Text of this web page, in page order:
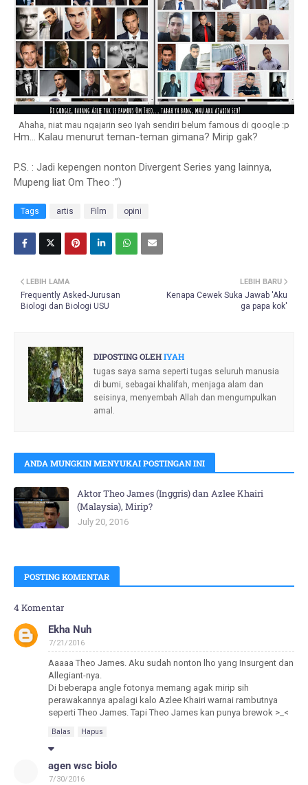
Ahaha, niat mau ngajarin seo Iyah sendiri belum famous di google :p
Hm... Kalau menurut teman-teman gimana? Mirip gak?
P.S. : Jadi kepengen nonton Divergent Series yang lainnya,
Mupeng liat Om Theo :”)
Tags artis Film opini
LEBIH BARU
Kenapa Cewek Suka Jawab 'Aku
ga papa kok'
LEBIH LAMA
Frequently Asked-Jurusan
Biologi dan Biologi USU
DIPOSTING OLEHIYAH
tugas saya sama seperti tugas seluruh manusia
di bumi, sebagai khalifah, menjaga alam dan
seisinya, menyembah Allah dan mengumpulkan
amal.
ANDA MUNGKIN MENYUKAI POSTINGAN INI
Aktor Theo James (Inggris) dan Azlee Khairi
(Malaysia), Mirip?
July 20, 2016
POSTING KOMENTAR
4 Komentar
Ekha Nuh
7/21/2016
Aaaaa Theo James. Aku sudah nonton lho yang Insurgent dan
Allegiant-nya.
Di beberapa angle fotonya memang agak mirip sih
perawakannya apalagi kalo Azlee Khairi warnai rambutnya
seperti Theo James. Tapi Theo James kan punya brewok >_<
Balas Hapus
agen wsc biolo
7/30/2016